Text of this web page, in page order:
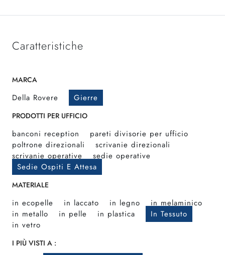
Caratteristiche
MARCA
Della Rovere Gierre
PRODOTTI PER UFFICIO
banconi reception
pareti divisorie per ufficio
poltrone direzionali
scrivanie direzionali
scrivanie operative
sedie operative
Sedie Ospiti E Attesa
MATERIALE
in ecopelle in laccato in legno
in melaminico
in metallo
in pelle in plastica
In Tessuto
in vetro
I PIÙ VISTI A :